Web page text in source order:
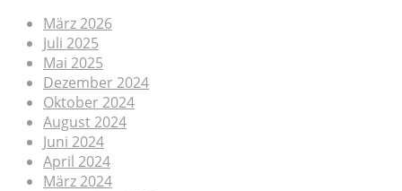
März 2026
Juli 2025
Mai 2025
Dezember 2024
Oktober 2024
August 2024
Juni 2024
April 2024
März 2024